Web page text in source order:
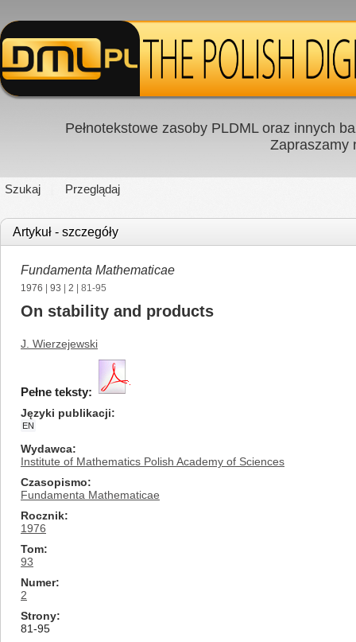
Pełnotekstowe zasoby PLDML oraz innych
Zapraszamy
Szukaj Przeglądaj
Artykuł - szczegóły
Fundamenta Mathematicae
1976 93 2 | 81-95
On stability and products
J. Wierzejewski
Pełne teksty:
Języki publikacji
EN
Wydawca
Institute of Mathematics Polish Academy of Sciences
Czasopismo
Fundamenta Mathematicae
Rocznik
1976
Tom
93
Numer
2
Strony
81-95